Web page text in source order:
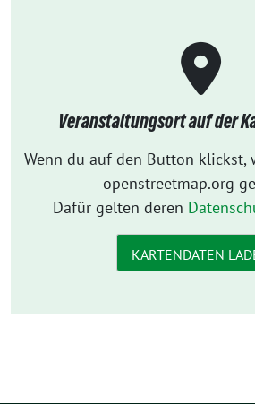
Veranstaltungsort auf der
Wenn du auf den Button klickst,
openstreetmap.org
Dafür gelten deren
KARTENDATEN